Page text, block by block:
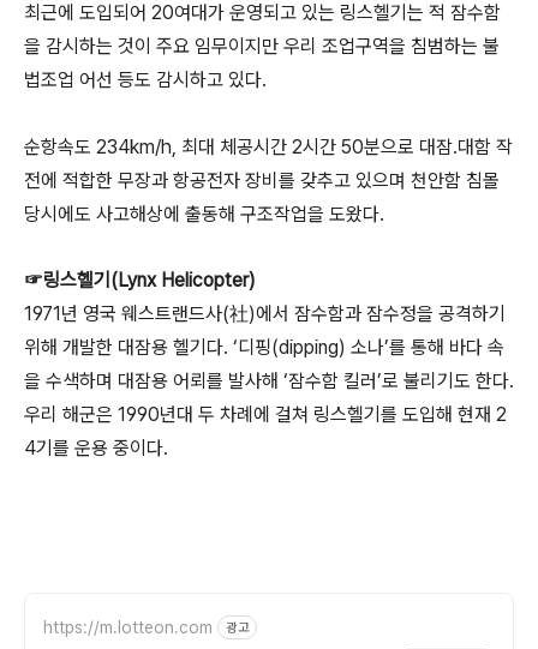
최근에 도입되어 20여대가 운영되고 있는 링스헬기는 적 잠수함
을 감시하는 것이 주요 임무이지만 우리 조업구역을 침범하는 불
법조업 어선 등도 감시하고 있다.
순항속도 234km/h, 최대 체공시간 2시간 50분으로 대잠.대함 작
전에 적합한 무장과 항공전자 장비를 갖추고 있으며 천안함 침몰
당시에도 사고해상에 출동해 구조작업을 도왔다.
☞링스헬기(Lynx Helicopter)
1971년 영국 웨스트랜드사(社)에서 잠수함과 잠수정을 공격하기
위해 개발한 대잠용 헬기다. ‘디핑(dipping) 소나’를 통해 바다 속
을 수색하며 대잠용 어뢰를 발사해 ‘잠수함 킬러’로 불리기도 한다.
우리 해군은 1990년대 두 차례에 걸쳐 링스헬기를 도입해 현재 2
4기를 운용 중이다.
https://m.lotteon.com 광고